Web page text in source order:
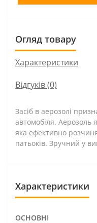
Огляд товару
Характеристики
Відгуків (0)
Засіб в аерозолі
автомобіля. Аерозоль
яка ефективно
патьоків. Зручний у
Характеристики
ОСНОВНІ